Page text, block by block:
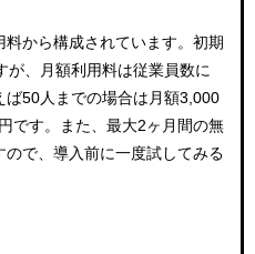
から構成されています。初期
が、月額利用料は従業員数に
ば50人までの場合は月額3,000
です。また、最大2ヶ月間の無
で、導入前に一度試してみる